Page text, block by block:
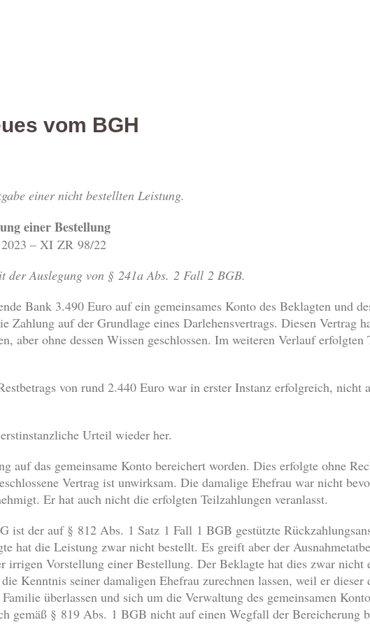
vom BGH
einer nicht bestellten Leistung.
einer Bestellung
– XI ZR 98/22
der Auslegung von § 241a Abs. 2 Fall 2 BGB.
Bank 3.490 Euro auf ein gemeinsames Konto des Beklagten und
Zahlung auf der Grundlage eines Darlehensvertrags. Diesen Vertrag
aber ohne dessen Wissen geschlossen. Im weiteren Verlauf
von rund 2.440 Euro war in erster Instanz erfolgreich, nicht
Urteil wieder her.
auf das gemeinsame Konto bereichert worden. Dies erfolgte ohne
Vertrag ist unwirksam. Die damalige Ehefrau war nicht
Er hat auch nicht die erfolgten Teilzahlungen veranlasst.
ist der auf § 812 Abs. 1 Satz 1 Fall 1 BGB gestützte
hat die Leistung zwar nicht bestellt. Es greift aber der
Vorstellung einer Bestellung. Der Beklagte hat dies zwar nicht
Kenntnis seiner damaligen Ehefrau zurechnen lassen, weil er
überlassen und sich um die Verwaltung des gemeinsamen
gemäß § 819 Abs. 1 BGB nicht auf einen Wegfall der Bereicherung